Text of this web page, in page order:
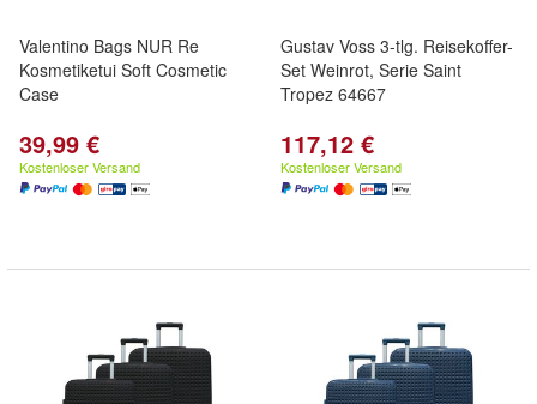
Valentino Bags NUR Re
Kosmetiketui Soft Cosmetic
Case
39,99 €
Kostenloser Versand
Gustav Voss 3-tlg. Reisekoffer-
Set Weinrot, Serie Saint
Tropez 64667
117,12 €
Kostenloser Versand